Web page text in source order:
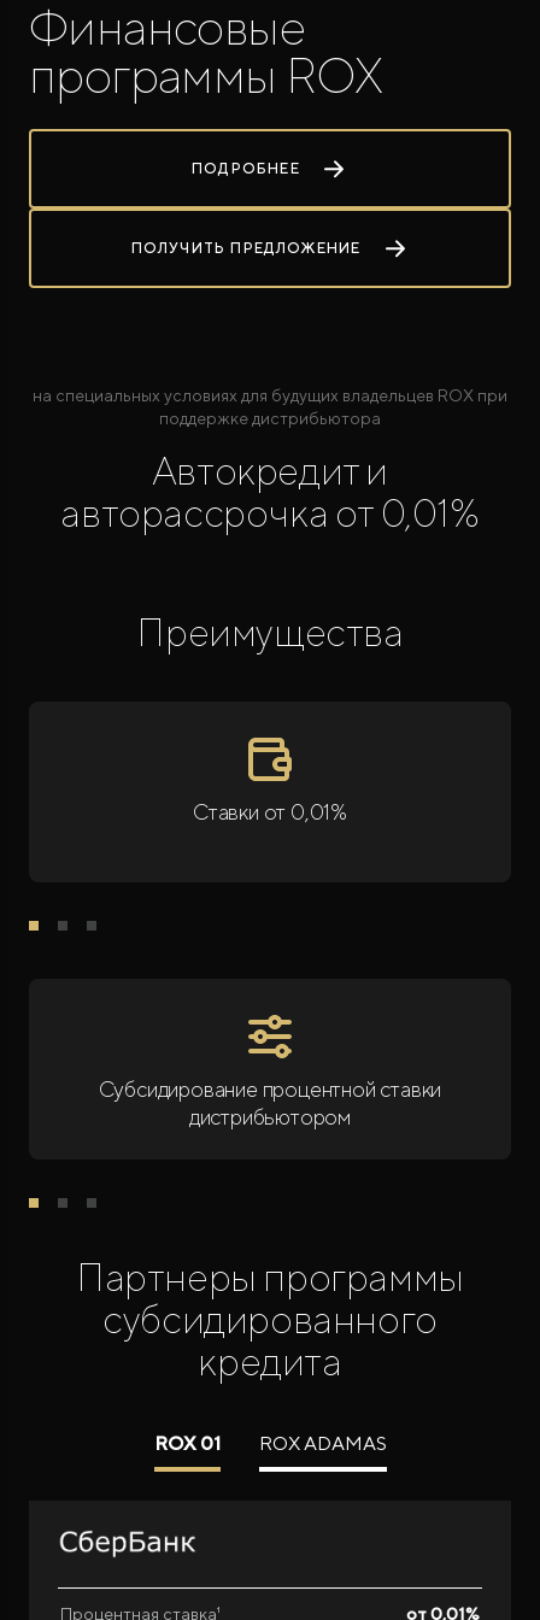
ROX ADAMAS
от 9 300 000 ₽*
Финансовые
программы ROX
ПОДРОБНЕЕ
ПОЛУЧИТЬ ПРЕДЛОЖЕНИЕ
на специальных условиях для будущих владельцев ROX при
поддержке дистрибьютора
Автокредит и
авторассрочка от 0,01%
Преимущества
Ставки от 0,01%
Субсидирование процентной ставки
дистрибьютором
Партнеры программы
субсидированного
кредита
ROX 01 ROX ADAMAS
Процентная ставка¹ от 0,01%